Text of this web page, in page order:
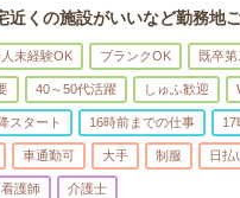
くの施設がいいなど勤務地
未経験OK ブランクOK 既卒
40～50代活躍 しゅふ歓迎
スタート 16時前までの仕事 17
車通勤可 大手 制服 日払
看護師 介護士